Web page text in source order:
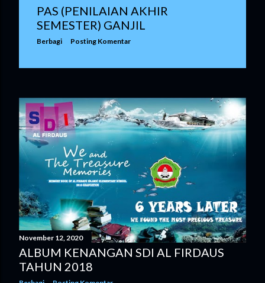
PAS (PENILAIAN AKHIR
SEMESTER) GANJIL
Berbagi Posting Komentar
November 12, 2020
ALBUM KENANGAN SDI AL FIRDAUS
TAHUN 2018